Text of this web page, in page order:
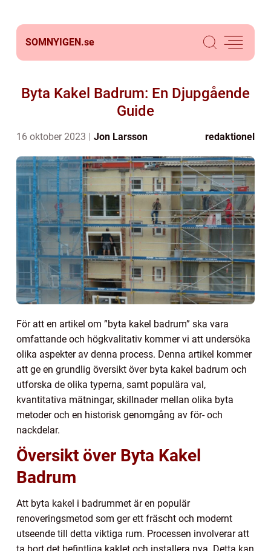
SOMNYIGEN.se
Byta Kakel Badrum: En Djupgående
Guide
16 oktober 2023 Jon Larsson redaktionel
För att en artikel om ”byta kakel badrum” ska vara
omfattande och högkvalitativ kommer vi att undersöka
olika aspekter av denna process. Denna artikel kommer
att ge en grundlig översikt över byta kakel badrum och
utforska de olika typerna, samt populära val,
kvantitativa mätningar, skillnader mellan olika byta
metoder och en historisk genomgång av för- och
nackdelar.
Översikt över Byta Kakel
Badrum
Att byta kakel i badrummet är en populär
renoveringsmetod som ger ett fräscht och modernt
utseende till detta viktiga rum. Processen involverar att